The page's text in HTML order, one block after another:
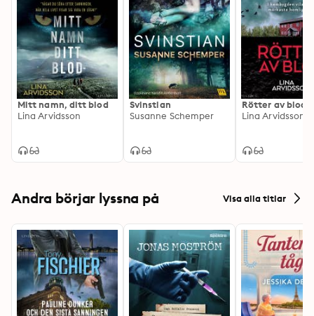
Mitt namn, ditt blod
Lina Arvidsson
Svinstian
Susanne Schemper
Rötter av blod
Lina Arvidsson
Andra börjar lyssna på Visa alla titlar